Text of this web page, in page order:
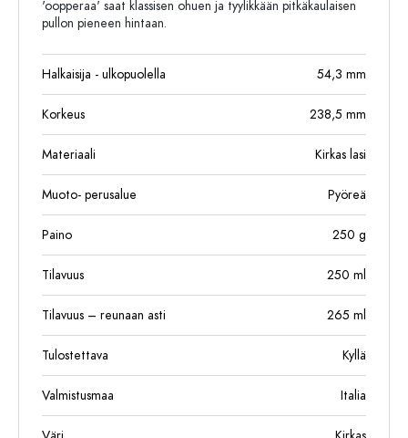
'oopperaa' saat klassisen ohuen ja tyylikkään pitkäkaulaisen
pullon pieneen hintaan.
Halkaisija - ulkopuolella 54,3 mm
Korkeus 238,5 mm
Materiaali Kirkas lasi
Muoto- perusalue Pyöreä
Paino 250 g
Tilavuus 250 ml
Tilavuus – reunaan asti 265 ml
Tulostettava Kyllä
Valmistusmaa Italia